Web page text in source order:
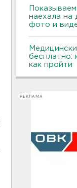
наехала на
фото и
бесплатно:
как пройти
РЕКЛАМА